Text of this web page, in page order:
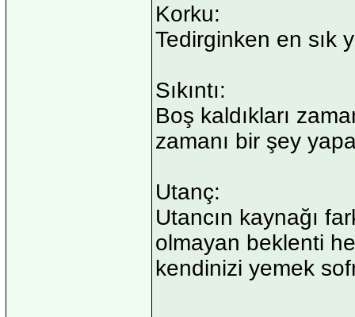
Korku:
Tedirginken en sık
Sıkıntı:
Boş kaldıkları
zamanı bir şey
Utanç:
Utancın kaynağı
olmayan beklenti
kendinizi yemek